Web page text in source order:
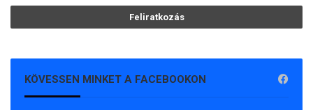
KÖVESSEN MINKET A FACEBOOKON